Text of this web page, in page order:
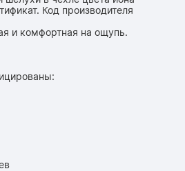
и комфортная на ощупь.